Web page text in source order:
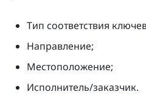
Тип соответствия
Направление;
Местоположение;
Исполнитель/заказчик.